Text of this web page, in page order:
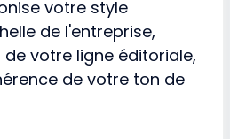
votre style
de l'entreprise,
votre ligne éditoriale,
de votre ton de